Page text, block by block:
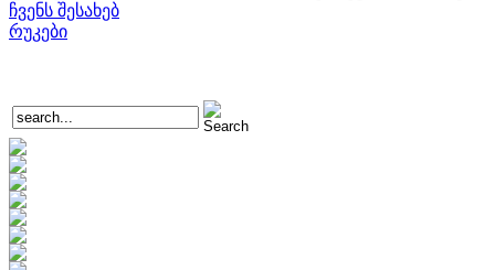
ჩვენს შესახებ
რუკები